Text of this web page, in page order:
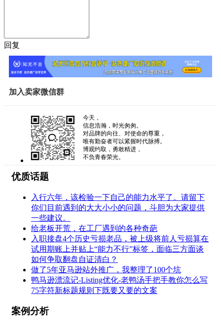
回复
加入卖家微信群
今天，
信息浩瀚，时光匆匆。
对品牌的向往、对使命的尊重，
唯有勤奋者可以紧握时代脉搏。
博观约取，勇敢精进，
不负青春荣光。
优质话题
入行六年，该检验一下自己的能力水平了。请留下
你们目前遇到的大大小小的问题，斗胆为大家提供
一些建议。
给老板开荒，在工厂遇到的各种奇葩
入职接盘4个历史亏损老品，被上级将前人亏损算在
试用期账上并贴上“能力不行”标签，面临三方面谈
如何争取翻盘自证清白？
做了5年亚马逊站外推广，我整理了100个坑
鸭马逊漂流记-Listing优化-老鸭汤手把手教你怎么写
75字符新标题规则下既要又要的文案
案例分析